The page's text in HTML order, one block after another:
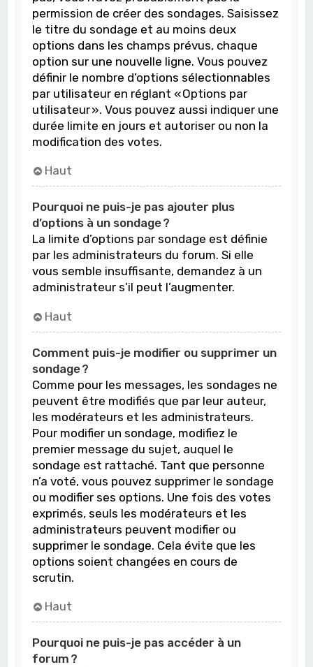
permission de créer des sondages. Saisissez
le titre du sondage et au moins deux
options dans les champs prévus, chaque
option sur une nouvelle ligne. Vous pouvez
définir le nombre d’options sélectionnables
par utilisateur en réglant « Options par
utilisateur ». Vous pouvez aussi indiquer une
durée limite en jours et autoriser ou non la
modification des votes.
Haut
Pourquoi ne puis-je pas ajouter plus
d’options à un sondage ?
La limite d’options par sondage est définie
par les administrateurs du forum. Si elle
vous semble insuffisante, demandez à un
administrateur s’il peut l’augmenter.
Haut
Comment puis-je modifier ou supprimer un
sondage ?
Comme pour les messages, les sondages ne
peuvent être modifiés que par leur auteur,
les modérateurs et les administrateurs.
Pour modifier un sondage, modifiez le
premier message du sujet, auquel le
sondage est rattaché. Tant que personne
n’a voté, vous pouvez supprimer le sondage
ou modifier ses options. Une fois des votes
exprimés, seuls les modérateurs et les
administrateurs peuvent modifier ou
supprimer le sondage. Cela évite que les
options soient changées en cours de
scrutin.
Haut
Pourquoi ne puis-je pas accéder à un
forum ?